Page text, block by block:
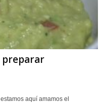
preparar
aquí amamos el